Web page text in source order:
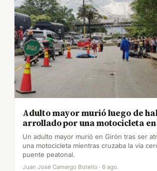
Adulto mayor murió luego de
arrollado por una motocicleta
Un adulto mayor murió en Girón tras ser
una motocicleta mientras cruzaba la vía
puente peatonal.
Juan José Camargo Botello · 6 ago.